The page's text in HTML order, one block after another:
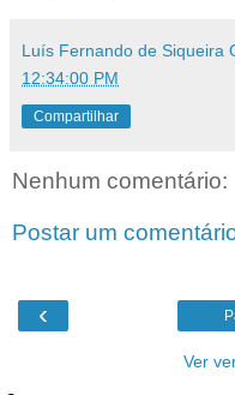
Luís Fernando de Siqueira
12:34:00 PM
Compartilhar
Nenhum comentário:
Postar um
‹
Ver